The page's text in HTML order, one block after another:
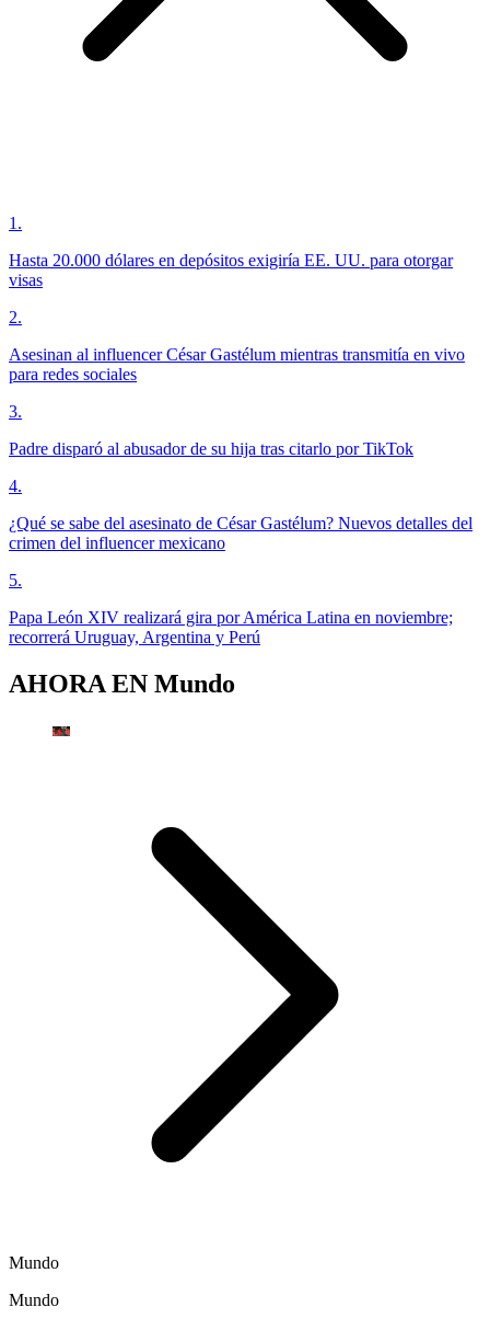
1 .
Hasta 20.000 dólares en depósitos exigiría EE. UU. para otorgar
visas
2.
Asesinan al influencer César Gastélum mientras transmitía en vivo
para redes sociales
3.
Padre disparó al abusador de su hija tras citarlo por TikTok
4.
¿Qué se sabe del asesinato de César Gastélum? Nuevos detalles del
crimen del influencer mexicano
5.
Papa León XIV realizará gira por América Latina en noviembre;
recorrerá Uruguay, Argentina y Perú
AHORA EN Mundo
Mundo
Mundo